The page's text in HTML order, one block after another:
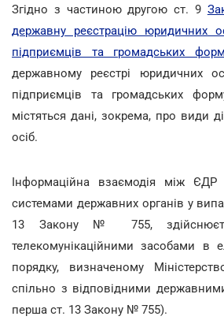
Згідно з частиною другою ст. 9
державну реєстрацію юридичних
підприємців та громадських
державному реєстрі юридичних
підприємців та громадських
містяться дані, зокрема, про види
осіб.
Інформаційна взаємодія між ЄДР
системами державних органів у
13 Закону № 755,
телекомунікаційними засобами в
порядку, визначеному
спільно з відповідними
перша ст. 13 Закону № 755).